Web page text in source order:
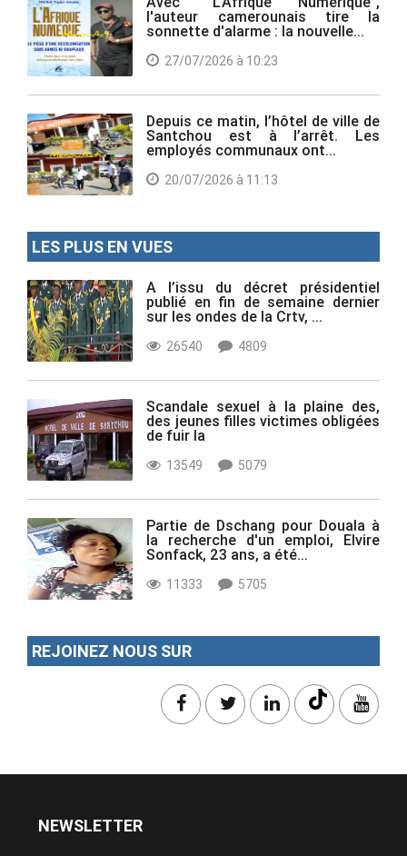
l'auteur camerounais tire la
sonnette d'alarme : la nouvelle...
27/07/2026 à 10:23
Depuis ce matin, l’hôtel de ville de
Santchou est à l’arrêt. Les
employés communaux ont...
20/07/2026 à 11:13
LES PLUS EN VUES
A l’issu du décret présidentiel
publié en fin de semaine dernier
sur les ondes de la Crtv, ...
26540 4809
Scandale sexuel à la plaine des,
des jeunes filles victimes obligées
de fuir la
13549 5079
Partie de Dschang pour Douala à
la recherche d'un emploi, Elvire
Sonfack, 23 ans, a été...
11333 5705
REJOINEZ NOUS SUR
NEWSLETTER